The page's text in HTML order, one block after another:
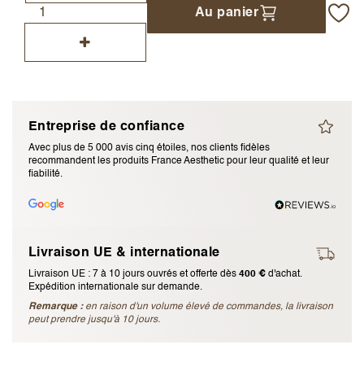
Au panier
Entreprise de confiance
Avec plus de 5 000 avis cinq étoiles, nos clients fidèles
recommandent les produits France Aesthetic pour leur qualité et leur
fiabilité.
Livraison UE & internationale
Livraison UE : 7 à 10 jours ouvrés et offerte dès 400 € d'achat.
Expédition internationale sur demande.
Remarque : en raison d'un volume élevé de commandes, la livraison
peut prendre jusqu'à 10 jours.